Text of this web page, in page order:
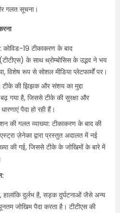
गलत सूचना।
कोविड-19 टीकाकरण के बाद
(टीटीएस) के साथ थ्रोम्बोसिस के उद्भव ने भय
विशेष रूप से सोशल मीडिया प्लेटफार्मों पर।
टीके की झिझक और संशय का मुद्दा
गया है, जिससे टीके की सुरक्षा और
पैदा हो रही हैं।
की गलत व्याख्या: टीकाकरण के बाद की
ज़ेनेका द्वारा प्रस्तुत अदालत में नई
की गई, जिससे टीके के जोखिमों के बारे में
दुर्लभ है, सड़क दुर्घटनाओं जैसे अन्य
जोखिम पैदा करता है। टीटीएस की